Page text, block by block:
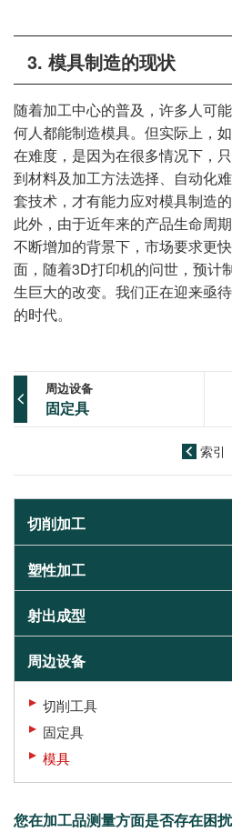
3. 模具制造的现状
随着加工中心的普及，许多人可
何人都能制造模具。但实际上，
在难度，是因为在很多情况下，
到材料及加工方法选择、自动化
套技术，才有能力应对模具制造的
此外，由于近年来的产品生命周
不断增加的背景下，市场要求更
面，随着3D打印机的问世，预计
生巨大的改变。我们正在迎来亟
的时代。
周边设备
固定具
索引
切削加工
塑性加工
射出成型
周边设备
切削工具
固定具
模具
您在加工品测量方面是否存在困